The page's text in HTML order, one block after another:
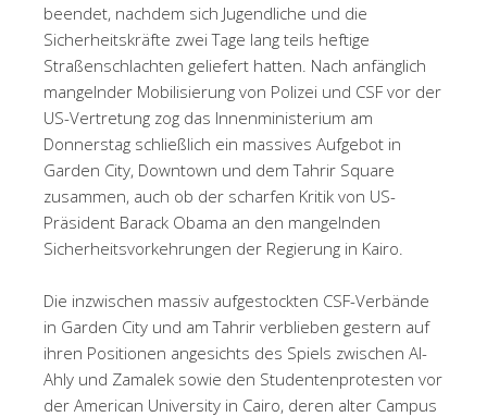
beendet, nachdem sich Jugendliche und die
Sicherheitskräfte zwei Tage lang teils heftige
Straßenschlachten geliefert hatten. Nach anfänglich
mangelnder Mobilisierung von Polizei und CSF vor der
US-Vertretung zog das Innenministerium am
Donnerstag schließlich ein massives Aufgebot in
Garden City, Downtown und dem Tahrir Square
zusammen, auch ob der scharfen Kritik von US-
Präsident Barack Obama an den mangelnden
Sicherheitsvorkehrungen der Regierung in Kairo.
Die inzwischen massiv aufgestockten CSF-Verbände
in Garden City und am Tahrir verblieben gestern auf
ihren Positionen angesichts des Spiels zwischen Al-
Ahly und Zamalek sowie den Studentenprotesten vor
der American University in Cairo, deren alter Campus